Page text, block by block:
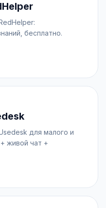
бесплатно.
для малого и
живой чат +